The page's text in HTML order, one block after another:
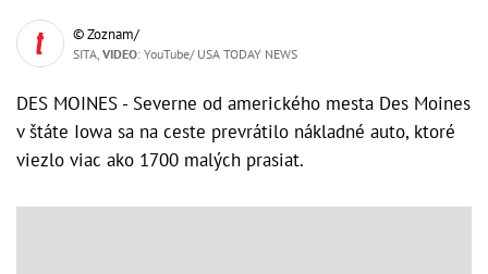
© Zoznam/
SITA, VIDEO: YouTube/ USA TODAY NEWS
DES MOINES - Severne od amerického mesta Des Moines
v štáte Iowa sa na ceste prevrátilo nákladné auto, ktoré
viezlo viac ako 1700 malých prasiat.